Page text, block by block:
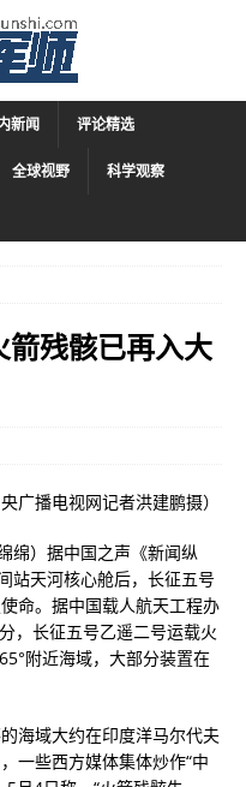
新闻 评论精选
全球视野 科学观察
残骸已再入大
广播电视网记者洪建鹏摄）
绵）据中国之声《新闻纵
站天河核心舱后，长征五号
命。据中国载人航天工程办
，长征五号乙遥二号运载火
附近海域，大部分装置在
海域大约在印度洋马尔代夫
一些西方媒体集体炒作“中